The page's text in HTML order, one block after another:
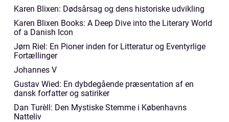
Karen Blixen: Dødsårsag og dens historiske udvikling
Karen Blixen Books: A Deep Dive into the Literary World
of a Danish Icon
Jørn Riel: En Pioner inden for Litteratur og Eventyrlige
Fortællinger
Johannes V
Gustav Wied: En dybdegående præsentation af en
dansk forfatter og satiriker
Dan Turèll: Den Mystiske Stemme i Københavns
Natteliv